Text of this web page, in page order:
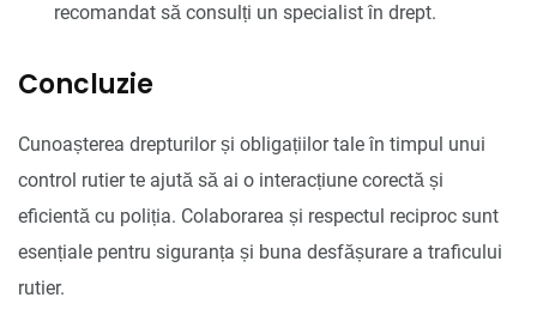
recomandat să consulți un specialist în drept.
Concluzie
Cunoașterea drepturilor și obligațiilor tale în timpul unui
control rutier te ajută să ai o interacțiune corectă și
eficientă cu poliția. Colaborarea și respectul reciproc sunt
esențiale pentru siguranța și buna desfășurare a traficului
rutier.